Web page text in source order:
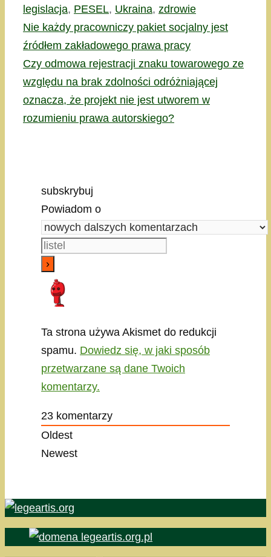
legislacja, PESEL, Ukraina, zdrowie
Nie każdy pracowniczy pakiet socjalny jest
źródłem zakładowego prawa pracy
Czy odmowa rejestracji znaku towarowego ze
względu na brak zdolności odróżniającej
oznacza, że projekt nie jest utworem w
rozumieniu prawa autorskiego?
subskrybuj
Powiadom o
Ta strona używa Akismet do redukcji
spamu. Dowiedz się, w jaki sposób
przetwarzane są dane Twoich
komentarzy.
23 komentarzy
Oldest
Newest